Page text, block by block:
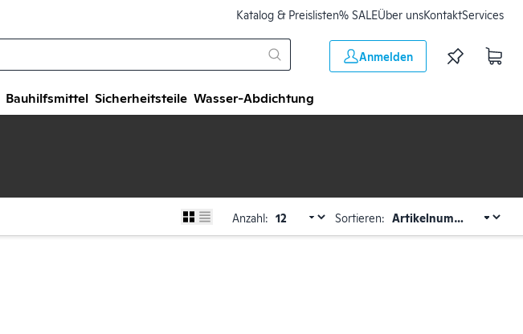
Katalog & Preislisten% SALEÜber unsKontaktServices
Anmelden
Bauhilfsmittel Sicherheitsteile Wasser-Abdichtung
Anzahl: Sortieren: